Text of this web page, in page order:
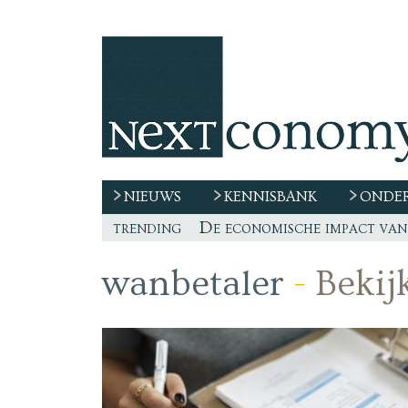
NIEUWS KENNISBANK
trending “De echte vraag is waar
Freelancer, teken niet
De race naar extern talent
De economische impact
wanbetaler -